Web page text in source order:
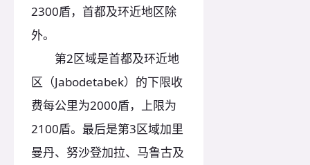
2300盾，首都及环近地区除
外。
第2区域是首都及环近地
区（Jabodetabek）的下限收
费每公里为2000盾，上限为
2100盾。最后是第3区域加里
曼丹、努沙登加拉、马鲁古及